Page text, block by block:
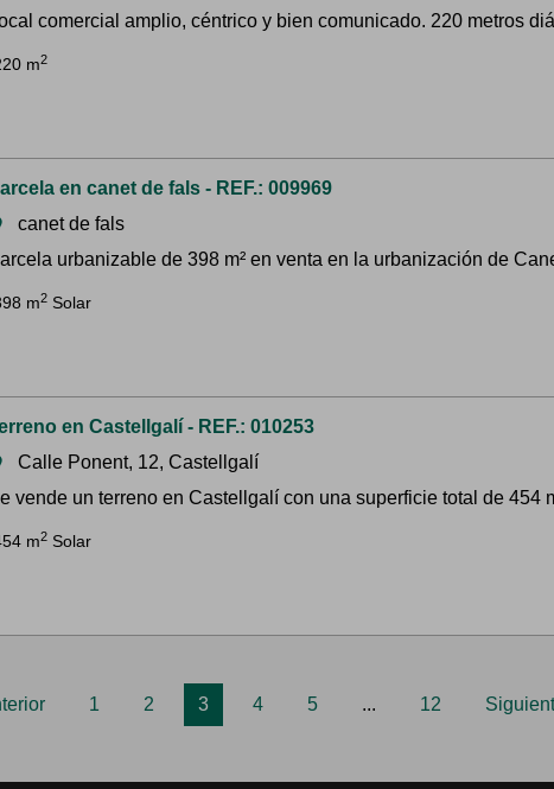
comercial amplio, céntrico y bien comunicado. 220 metros
m2
en canet de fals - REF.: 009969
canet de fals
urbanizable de 398 m² en venta en la urbanización de
m2 Solar
en Castellgalí - REF.: 010253
Calle Ponent, 12, Castellgalí
vende un terreno en Castellgalí con una superficie total de 454
m2 Solar
1 2 3 4 5 ... 12